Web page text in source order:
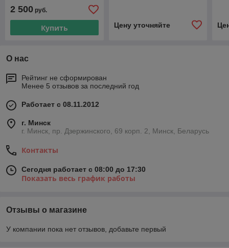
2 500 руб.
Купить Цену уточняйте
О нас
Рейтинг не сформирован
Менее 5 отзывов за последний год
Работает с 08.11.2012
г. Минск
г. Минск, пр. Дзержинского, 69 корп. 2, Минск, Беларусь
Контакты
Сегодня работает с 08:00 до 17:30
Показать весь график работы
Отзывы о магазине
У компании пока нет отзывов, добавьте первый